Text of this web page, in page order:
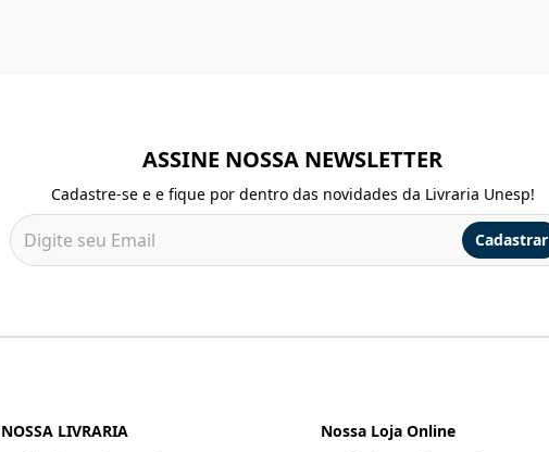
ASSINE NOSSA NEWSLETTER
Cadastre-se e e fique por dentro das novidades da Livraria Unesp!
Cadastrar
NOSSA LIVRARIA Nossa Loja Online